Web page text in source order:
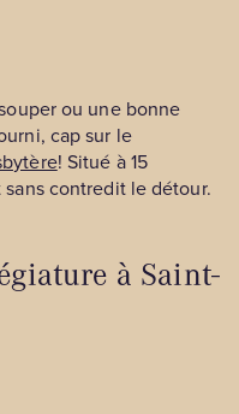
ou une bonne
cap sur le
! Situé à 15
contredit le détour.
à Saint-